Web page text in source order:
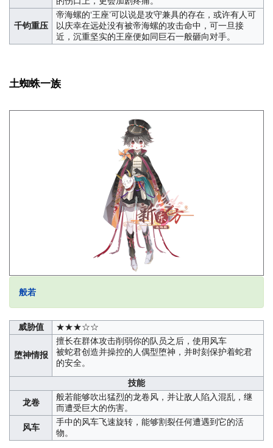
千钧重压
帝海螺的‘王座’可以说是攻守兼具的存在，或许有人可
以庆幸在远处没有被帝海螺的攻击命中，可一旦接
近，沉重坚实的王座便如同巨石一般砸向对手。
土蜘蛛一族
般若
威胁值 ★★★☆☆
堕神情报
擅长在群体攻击削弱你的队员之后，使用风车
被蛇君创造并操控的人偶型堕神，并时刻保护着蛇君
的安全。
技能
龙卷
般若能够吹出猛烈的龙卷风，并让敌人陷入混乱，继
而遭受巨大的伤害。
风车
手中的风车飞速旋转，能够割裂任何遭遇到它的活
物。